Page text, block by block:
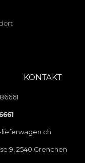
KONTAKT
9, 2540 Grenchen